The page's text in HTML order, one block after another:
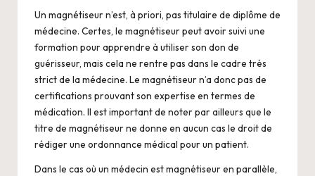
Un magnétiseur n’est, à priori, pas titulaire de diplôme de
médecine. Certes, le magnétiseur peut avoir suivi une
formation pour apprendre à utiliser son don de
guérisseur, mais cela ne rentre pas dans le cadre très
strict de la médecine. Le magnétiseur n’a donc pas de
certifications prouvant son expertise en termes de
médication. Il est important de noter par ailleurs que le
titre de magnétiseur ne donne en aucun cas le droit de
rédiger une ordonnance médical pour un patient.
Dans le cas où un médecin est magnétiseur en parallèle,